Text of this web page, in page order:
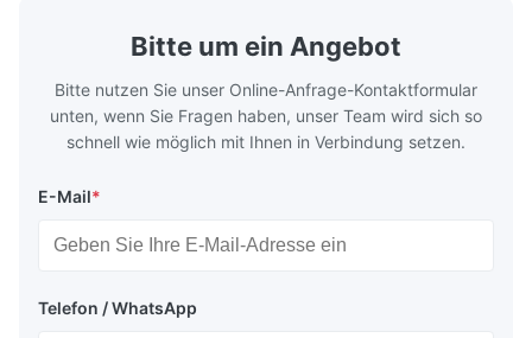
Bitte um ein Angebot
Bitte nutzen Sie unser Online-Anfrage-Kontaktformular
unten, wenn Sie Fragen haben, unser Team wird sich so
schnell wie möglich mit Ihnen in Verbindung setzen.
E-Mail*
Telefon / WhatsApp